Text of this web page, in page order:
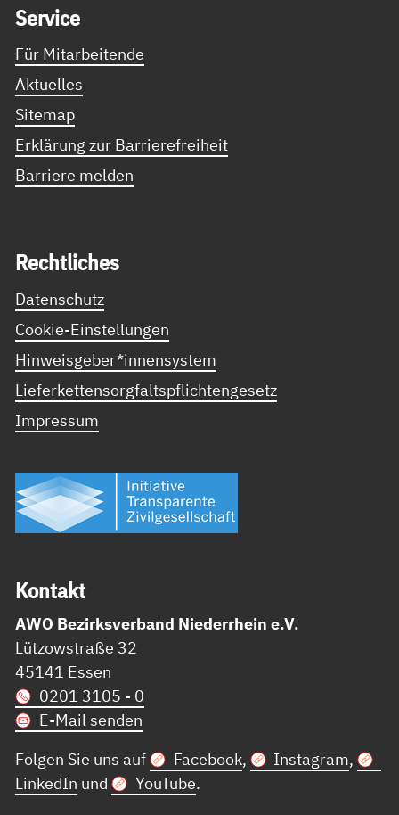
Ser­vice
Für Mitarbeitende
Aktuelles
Sitemap
Erklärung zur Barrierefreiheit
Barriere melden
Recht­li­ches
Datenschutz
Cookie-Einstellungen
Hinweisgeber*innensystem
Lieferkettensorgfaltspflichtengesetz
Impressum
Kon­takt
AWO Bezirksverband Niederrhein e.V.
Lützowstraße 32
45141 Essen
0201 3105 - 0
E-Mail senden
Folgen Sie uns auf
Facebook, Instagram,
LinkedIn und YouTube.